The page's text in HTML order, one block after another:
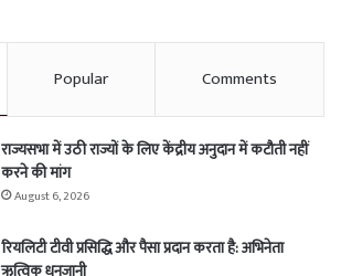
Popular Comments
राज्यसभा में उठी राज्यों के लिए केंद्रीय अनुदान में कटौती नहीं
करने की मांग
August 6, 2026
रियलिटी टीवी प्रसिद्धि और पैसा प्रदान करता है: अभिनेता
ऋत्विक धनजानी